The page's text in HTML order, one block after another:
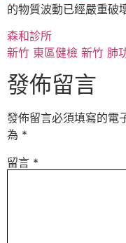
的物質波動已經嚴重破
森和診所
新竹 東區健檢 新竹 肺
發佈留言
發佈留言必須填寫的電
為 *
留言 *